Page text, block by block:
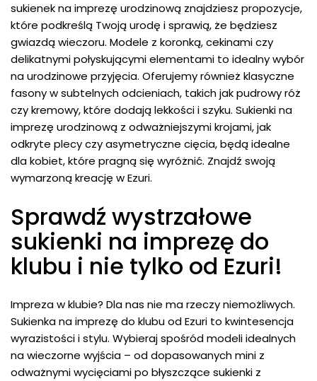
sukienek na imprezę urodzinową znajdziesz propozycje,
które podkreślą Twoją urodę i sprawią, że będziesz
gwiazdą wieczoru. Modele z koronką, cekinami czy
delikatnymi połyskującymi elementami to idealny wybór
na urodzinowe przyjęcia. Oferujemy również klasyczne
fasony w subtelnych odcieniach, takich jak pudrowy róż
czy kremowy, które dodają lekkości i szyku. Sukienki na
imprezę urodzinową z odważniejszymi krojami, jak
odkryte plecy czy asymetryczne cięcia, będą idealne
dla kobiet, które pragną się wyróżnić. Znajdź swoją
wymarzoną kreację w Ezuri.
Sprawdź wystrzałowe
sukienki na imprezę do
klubu i nie tylko od Ezuri!
Impreza w klubie? Dla nas nie ma rzeczy niemożliwych.
Sukienka na imprezę do klubu od Ezuri to kwintesencja
wyrazistości i stylu. Wybieraj spośród modeli idealnych
na wieczorne wyjścia – od dopasowanych mini z
odważnymi wycięciami po błyszczące sukienki z